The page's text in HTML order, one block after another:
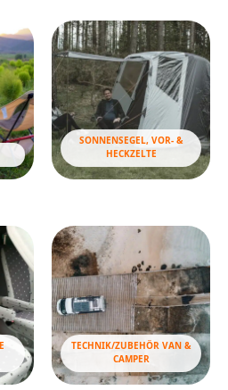
SONNENSEGEL, VOR- &
HECKZELTE
TECHNIK/ZUBEHÖR VAN &
CAMPER